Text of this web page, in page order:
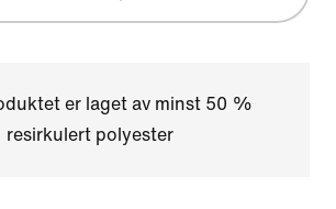
er laget av minst 50 %
resirkulert polyester